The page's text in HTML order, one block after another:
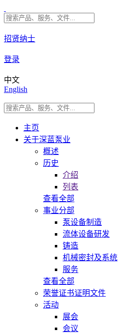
招贤纳士
登录
中文
English
主页
关于深蓝泵业
概述
历史
介绍
列表
查看全部
事业分部
泵设备制造
流体设备研发
铸造
机械密封及系统
服务
查看全部
荣誉证书证明文件
活动
展会
会议